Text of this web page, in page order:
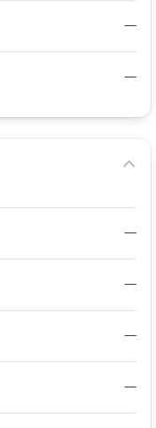
—
—
—
—
—
—